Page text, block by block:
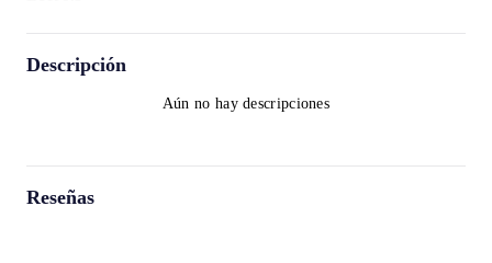
Descripción
Aún no hay descripciones
Reseñas